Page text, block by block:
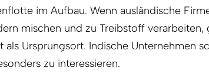
im Aufbau. Wenn ausländische
mischen und zu Treibstoff
als Ursprungsort. Indische Unternehmen
zu interessieren.